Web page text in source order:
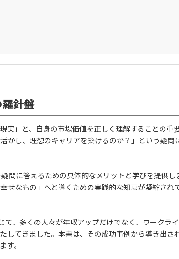
針盤
実」と、自身の市場価値を正しく理解することの重
かし、理想のキャリアを築けるのか？」という疑問
問に答えるための具体的なメリットと学びを提供し
せなもの」へと導くための実践的な知恵が凝縮され
、多くの人々が年収アップだけでなく、ワークラ
してきました。本書は、その成功事例から導き出さ
す。